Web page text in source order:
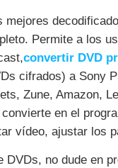
mejores
Permite a los
convertir DVD
cifrados) a Sony
Zune, Amazon,
en el
vídeo, ajustar los
DVDs, no dude en